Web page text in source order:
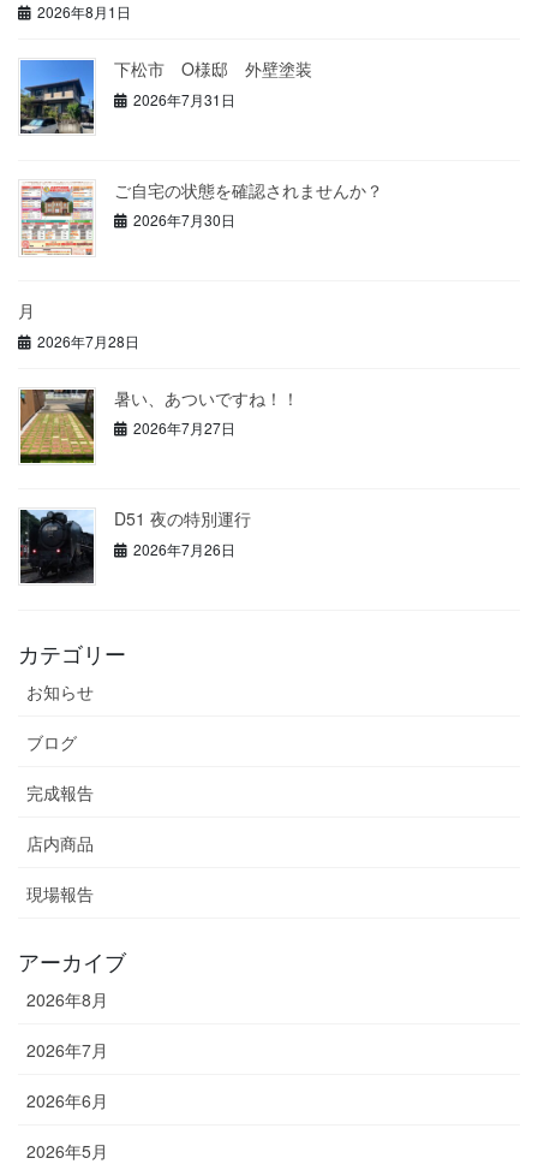
2026年8月1日
下松市 O様邸 外壁塗装
2026年7月31日
ご自宅の状態を確認されませんか？
2026年7月30日
月
2026年7月28日
暑い、あついですね！！
2026年7月27日
D51 夜の特別運行
2026年7月26日
カテゴリー
お知らせ
ブログ
完成報告
店内商品
現場報告
アーカイブ
2026年8月
2026年7月
2026年6月
2026年5月